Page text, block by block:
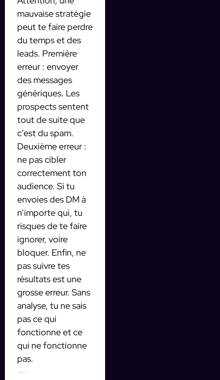
mauvaise stratégie
peut te faire perdre
du temps et des
leads. Première
erreur : envoyer
des messages
génériques. Les
prospects sentent
tout de suite que
c’est du spam.
Deuxième erreur :
ne pas cibler
correctement ton
audience. Si tu
envoies des DM à
n’importe qui, tu
risques de te faire
ignorer, voire
bloquer. Enfin, ne
pas suivre tes
résultats est une
grosse erreur. Sans
analyse, tu ne sais
pas ce qui
fonctionne et ce
qui ne fonctionne
pas.